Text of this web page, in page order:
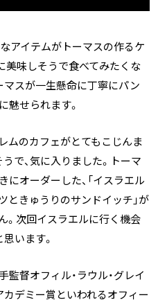
アイテムがトーマスの作るケ
美味しそうで食べてみたくな
マスが一生懸命に丁寧にパン
魅せられます。
ムのカフェがとてもこじんま
で、気に入りました。トーマ
オーダーした、「イスラエル
ときゅうりのサンドイッチ」が
。次回イスラエルに行く機会
います。
督オフィル・ラウル・グレイ
カデミー賞といわれるオフィー